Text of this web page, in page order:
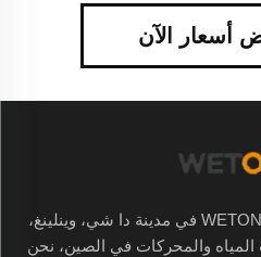
أسعار الآن
تأسست في عام 1982، تقع WETONG في مدينة دا شي، وينلينغ،
والمحركات في الصين، نحن